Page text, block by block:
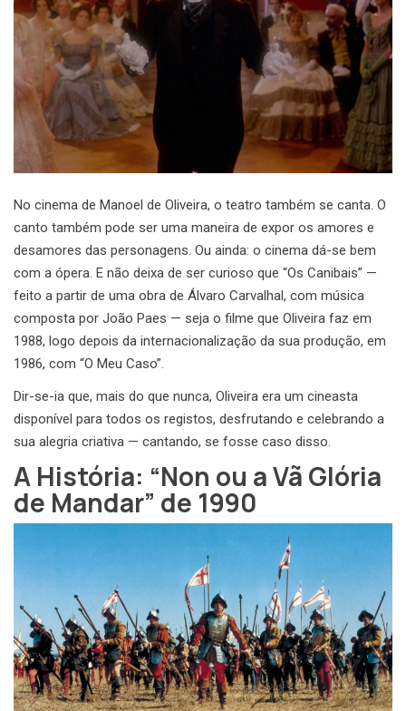
No cinema de Manoel de Oliveira, o teatro também se canta. O
canto também pode ser uma maneira de expor os amores e
desamores das personagens. Ou ainda: o cinema dá-se bem
com a ópera. E não deixa de ser curioso que “Os Canibais” —
feito a partir de uma obra de Álvaro Carvalhal, com música
composta por João Paes — seja o filme que Oliveira faz em
1988, logo depois da internacionalização da sua produção, em
1986, com “O Meu Caso”.
Dir-se-ia que, mais do que nunca, Oliveira era um cineasta
disponível para todos os registos, desfrutando e celebrando a
sua alegria criativa — cantando, se fosse caso disso.
A História: “Non ou a Vã Glória
de Mandar” de 1990